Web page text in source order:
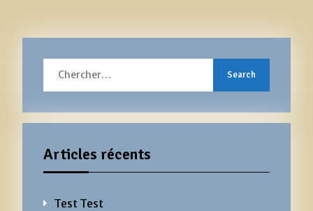
Articles récents
Test Test